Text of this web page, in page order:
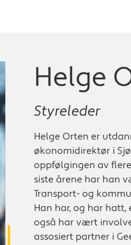
Helge
Styreleder
Helge Orten er
økonomidirektør i
oppfølgingen av
siste årene har han
Transport- og
Han har, og har hatt,
også har vært
assosiert partner i